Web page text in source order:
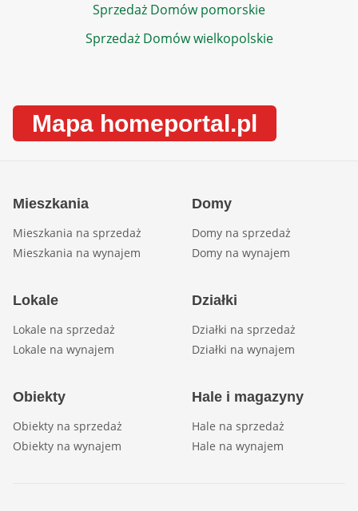
Sprzedaż Domów pomorskie
Sprzedaż Domów wielkopolskie
Mapa homeportal.pl
Mieszkania
Mieszkania na sprzedaż
Mieszkania na wynajem
Domy
Domy na sprzedaż
Domy na wynajem
Lokale
Lokale na sprzedaż
Lokale na wynajem
Działki
Działki na sprzedaż
Działki na wynajem
Obiekty
Obiekty na sprzedaż
Obiekty na wynajem
Hale i magazyny
Hale na sprzedaż
Hale na wynajem